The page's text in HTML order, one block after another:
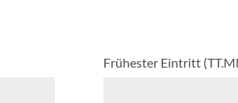
Frühester Eintritt